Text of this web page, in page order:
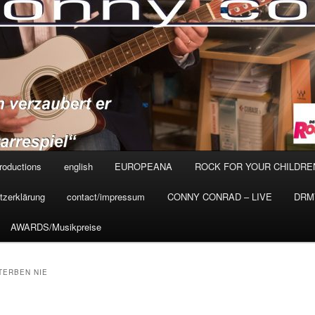
english EUROPEANA ROCK FOR YOUR
contact/impressum CONNY CONRAD – LIVE
AWARDS/Musikpreise
NIE